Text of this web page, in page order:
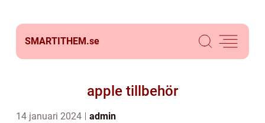
SMARTITHEM.se
apple tillbehör
14 januari 2024 admin